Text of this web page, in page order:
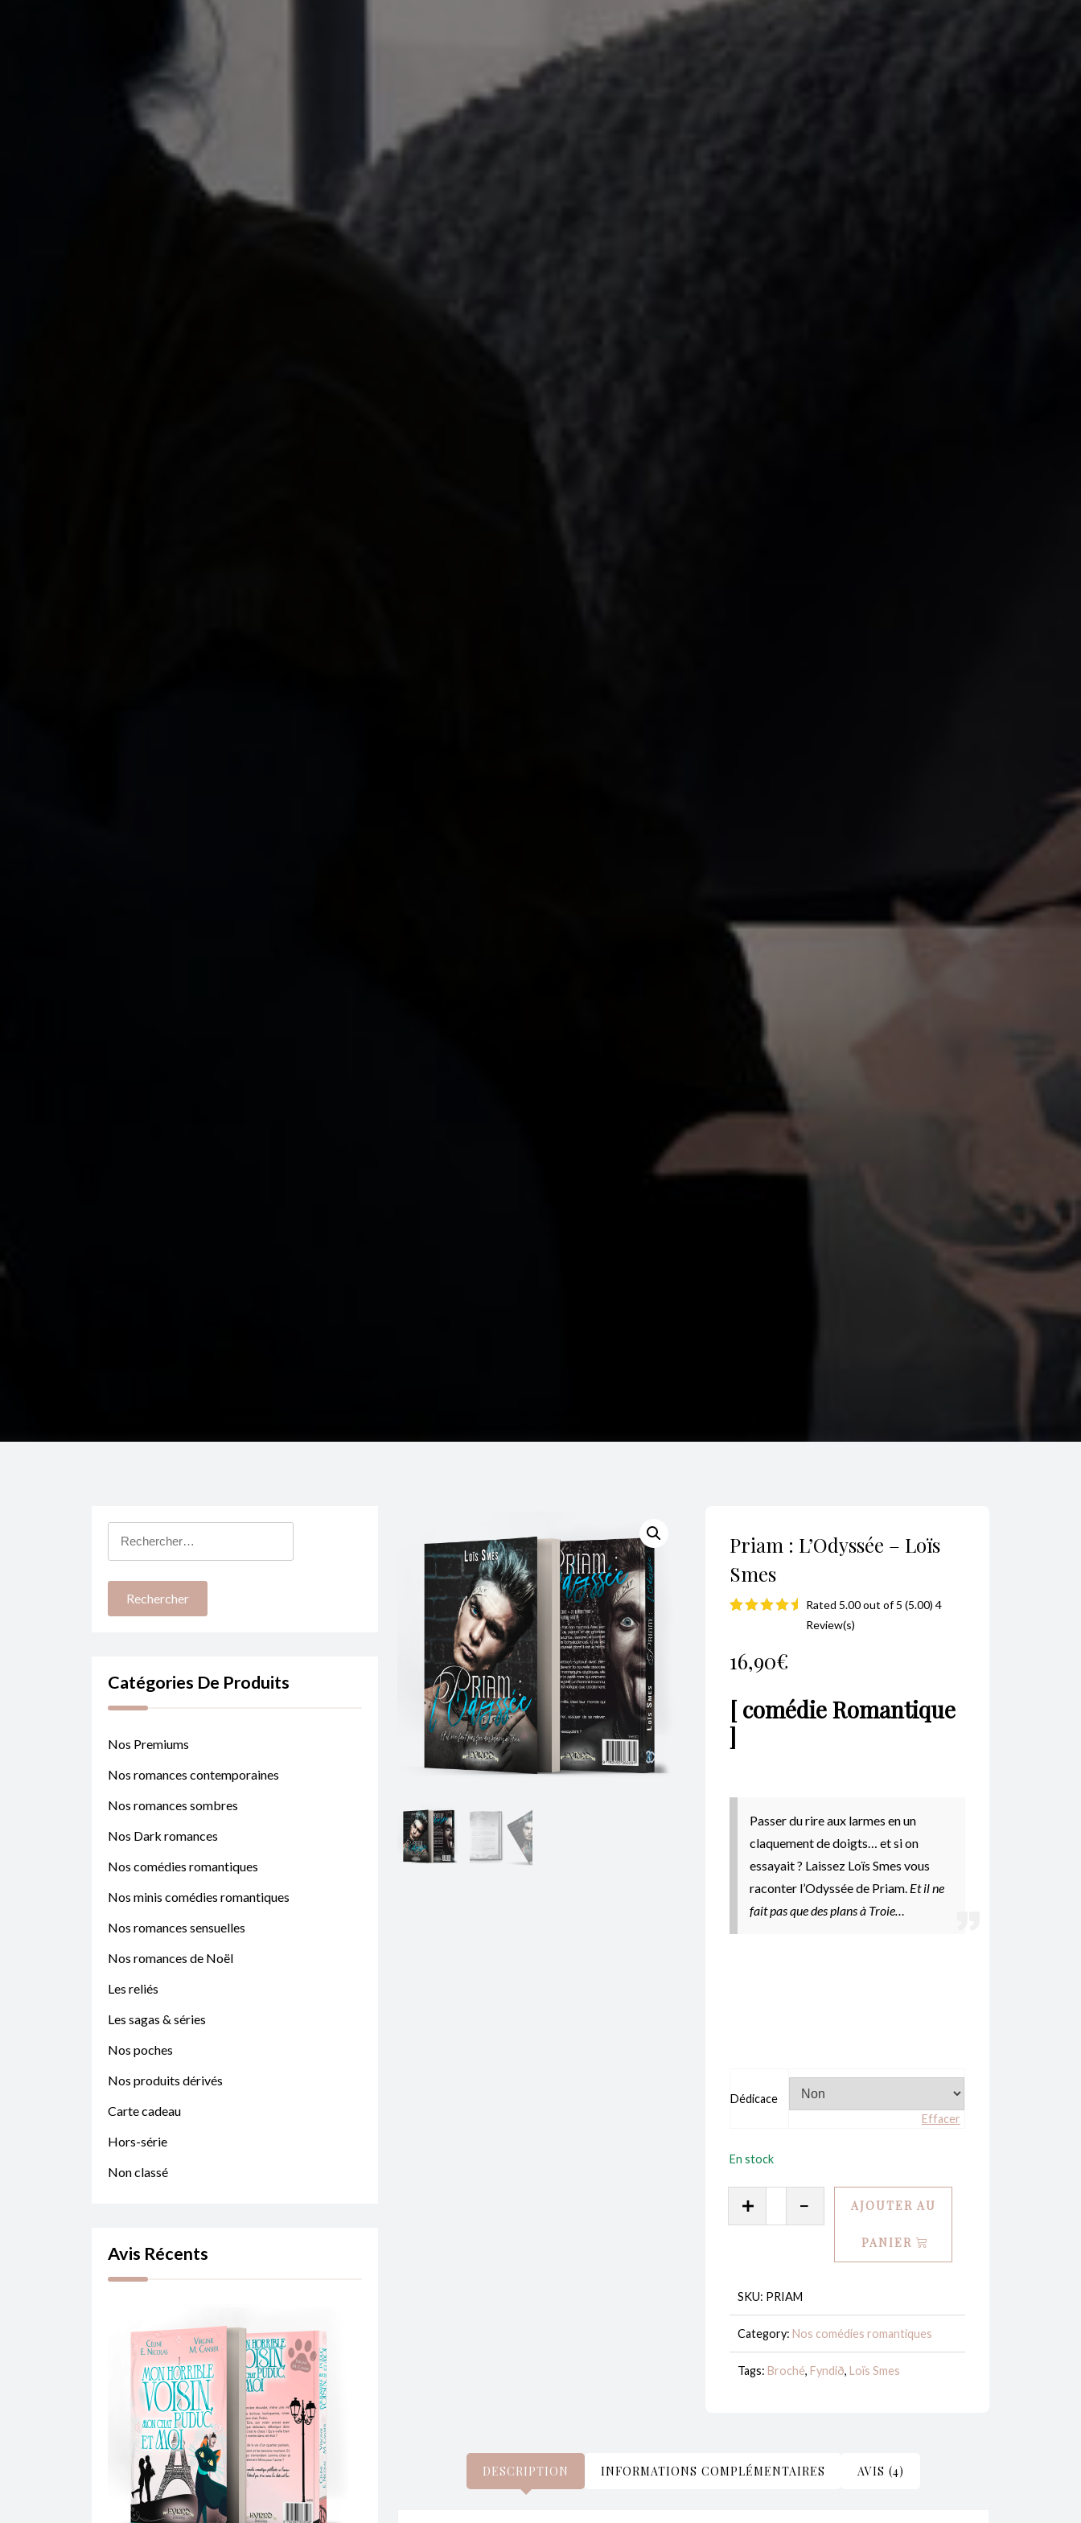
Priam : L’Odyssée – Loïs
Smes
sur
client
Rated 5.00 out of 5 (5.00) 4
Review(s)
16,90€
[ comédie Romantique
]
Passer du rire aux larmes en un
claquement de doigts… et si on
essayait ? Laissez Loïs Smes vous
raconter l’Odyssée de Priam. Et il ne
fait pas que des plans à Troie…
Dédicace
Effacer
En stock
Loïs
Smes
AJOUTER AU
PANIER
SKU: PRIAM
Category: Nos comédies romantiques
Tags: Broché, Fyndið, Loïs Smes
DESCRIPTION INFORMATIONS COMPLÉMENTAIRES AVIS (4)
Catégories De Produits
Nos Premiums
Nos romances contemporaines
Nos romances sombres
Nos Dark romances
Nos comédies romantiques
Nos minis comédies romantiques
Nos romances sensuelles
Nos romances de Noël
Les reliés
Les sagas & séries
Nos poches
Nos produits dérivés
Carte cadeau
Hors-série
Non classé
Avis Récents